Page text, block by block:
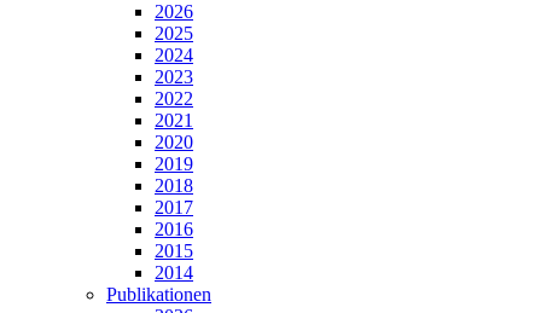
2026
2025
2024
2023
2022
2021
2020
2019
2018
2017
2016
2015
2014
Publikationen